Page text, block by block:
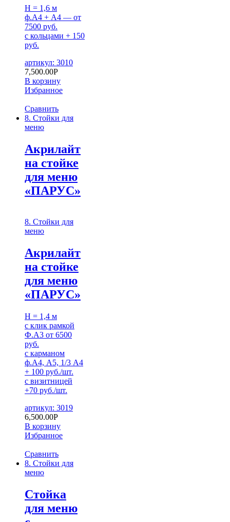
H = 1,6 м
ф.А4 + А4 — от
7500 руб.
с кольцами + 150
руб.
артикул: 3010
7,500.00Р
В корзину
Избранное
Сравнить
8. Стойки для
меню
Акрилайт
на стойке
для меню
«ПАРУС»
8. Стойки для
меню
Акрилайт
на стойке
для меню
«ПАРУС»
H = 1,4 м
с клик рамкой
Ф.А3 от 6500
руб.
с карманом
ф.А4, А5, 1/3 А4
+ 100 руб./шт.
с визитницей
+70 руб./шт.
артикул: 3019
6,500.00Р
В корзину
Избранное
Сравнить
8. Стойки для
меню
Cтойка
для меню